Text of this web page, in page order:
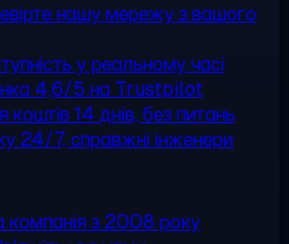
нашу мережу з вашого
у реальному часі
4,6/5 на Trustpilot
коштів14 днів, без питань
24/7, справжні інженери
з 2008 року